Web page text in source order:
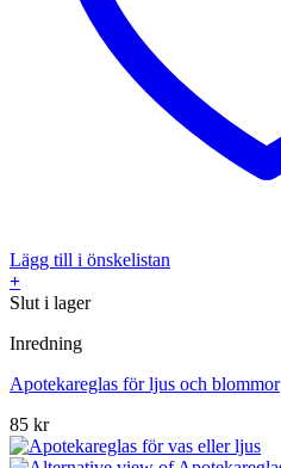
Lägg till i önskelistan
+
Slut i lager
Inredning
Apotekareglas för ljus och blommor
85 kr